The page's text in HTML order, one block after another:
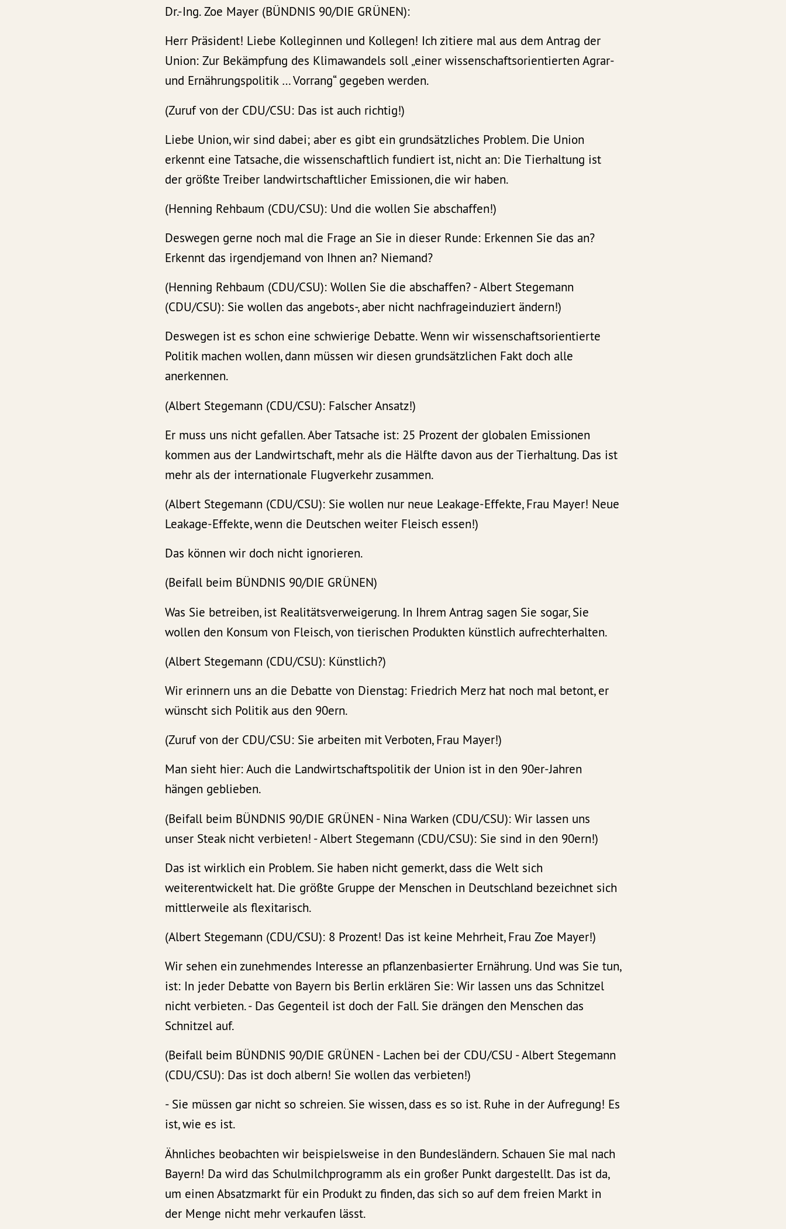
Dr.-Ing. Zoe Mayer (BÜNDNIS 90/DIE GRÜNEN):
Herr Präsident! Liebe Kolleginnen und Kollegen! Ich zitiere mal aus dem Antrag der
Union: Zur Bekämpfung des Klimawandels soll „einer wissenschaftsorientierten Agrar-
und Ernährungspolitik … Vorrang“ gegeben werden.
(Zuruf von der CDU/CSU: Das ist auch richtig!)
Liebe Union, wir sind dabei; aber es gibt ein grundsätzliches Problem. Die Union
erkennt eine Tatsache, die wissenschaftlich fundiert ist, nicht an: Die Tierhaltung ist
der größte Treiber landwirtschaftlicher Emissionen, die wir haben.
(Henning Rehbaum (CDU/CSU): Und die wollen Sie abschaffen!)
Deswegen gerne noch mal die Frage an Sie in dieser Runde: Erkennen Sie das an?
Erkennt das irgendjemand von Ihnen an? Niemand?
(Henning Rehbaum (CDU/CSU): Wollen Sie die abschaffen? - Albert Stegemann
(CDU/CSU): Sie wollen das angebots-, aber nicht nachfrageinduziert ändern!)
Deswegen ist es schon eine schwierige Debatte. Wenn wir wissenschaftsorientierte
Politik machen wollen, dann müssen wir diesen grundsätzlichen Fakt doch alle
anerkennen.
(Albert Stegemann (CDU/CSU): Falscher Ansatz!)
Er muss uns nicht gefallen. Aber Tatsache ist: 25 Prozent der globalen Emissionen
kommen aus der Landwirtschaft, mehr als die Hälfte davon aus der Tierhaltung. Das ist
mehr als der internationale Flugverkehr zusammen.
(Albert Stegemann (CDU/CSU): Sie wollen nur neue Leakage-Effekte, Frau Mayer! Neue
Leakage-Effekte, wenn die Deutschen weiter Fleisch essen!)
Das können wir doch nicht ignorieren.
(Beifall beim BÜNDNIS 90/DIE GRÜNEN)
Was Sie betreiben, ist Realitätsverweigerung. In Ihrem Antrag sagen Sie sogar, Sie
wollen den Konsum von Fleisch, von tierischen Produkten künstlich aufrechterhalten.
(Albert Stegemann (CDU/CSU): Künstlich?)
Wir erinnern uns an die Debatte von Dienstag: Friedrich Merz hat noch mal betont, er
wünscht sich Politik aus den 90ern.
(Zuruf von der CDU/CSU: Sie arbeiten mit Verboten, Frau Mayer!)
Man sieht hier: Auch die Landwirtschaftspolitik der Union ist in den 90er-Jahren
hängen geblieben.
(Beifall beim BÜNDNIS 90/DIE GRÜNEN - Nina Warken (CDU/CSU): Wir lassen uns
unser Steak nicht verbieten! - Albert Stegemann (CDU/CSU): Sie sind in den 90ern!)
Das ist wirklich ein Problem. Sie haben nicht gemerkt, dass die Welt sich
weiterentwickelt hat. Die größte Gruppe der Menschen in Deutschland bezeichnet sich
mittlerweile als flexitarisch.
(Albert Stegemann (CDU/CSU): 8 Prozent! Das ist keine Mehrheit, Frau Zoe Mayer!)
Wir sehen ein zunehmendes Interesse an pflanzenbasierter Ernährung. Und was Sie tun,
ist: In jeder Debatte von Bayern bis Berlin erklären Sie: Wir lassen uns das Schnitzel
nicht verbieten. - Das Gegenteil ist doch der Fall. Sie drängen den Menschen das
Schnitzel auf.
(Beifall beim BÜNDNIS 90/DIE GRÜNEN - Lachen bei der CDU/CSU - Albert Stegemann
(CDU/CSU): Das ist doch albern! Sie wollen das verbieten!)
- Sie müssen gar nicht so schreien. Sie wissen, dass es so ist. Ruhe in der Aufregung! Es
ist, wie es ist.
Ähnliches beobachten wir beispielsweise in den Bundesländern. Schauen Sie mal nach
Bayern! Da wird das Schulmilchprogramm als ein großer Punkt dargestellt. Das ist da,
um einen Absatzmarkt für ein Produkt zu finden, das sich so auf dem freien Markt in
der Menge nicht mehr verkaufen lässt.